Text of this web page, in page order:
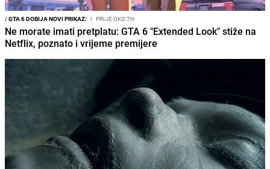
/GTA 6 DOBIJA NOVI PRIKAZ: I PRIJE OKO 7H
Ne morate imati pretplatu: GTA 6 "Extended Look" stiže na
Netflix, poznato i vrijeme premijere